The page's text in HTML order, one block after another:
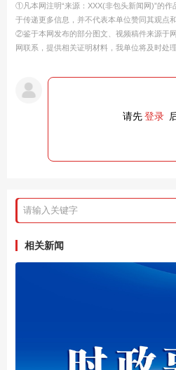
①凡本网注明“来源：XXX(非包头新闻网)”的
于传递更多信息，并不代表本单位赞同其观点
②鉴于本网发布的部分图文、视频稿件来源于
网联系，提供相关证明材料，我单位将及时处理
请先登录
相关新闻